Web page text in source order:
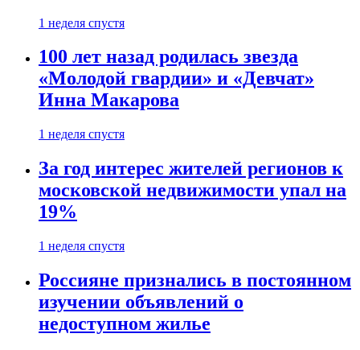
1 неделя спустя
100 лет назад родилась звезда
«Молодой гвардии» и «Девчат»
Инна Макарова
1 неделя спустя
За год интерес жителей регионов к
московской недвижимости упал на
19%
1 неделя спустя
Россияне признались в постоянном
изучении объявлений о
недоступном жилье